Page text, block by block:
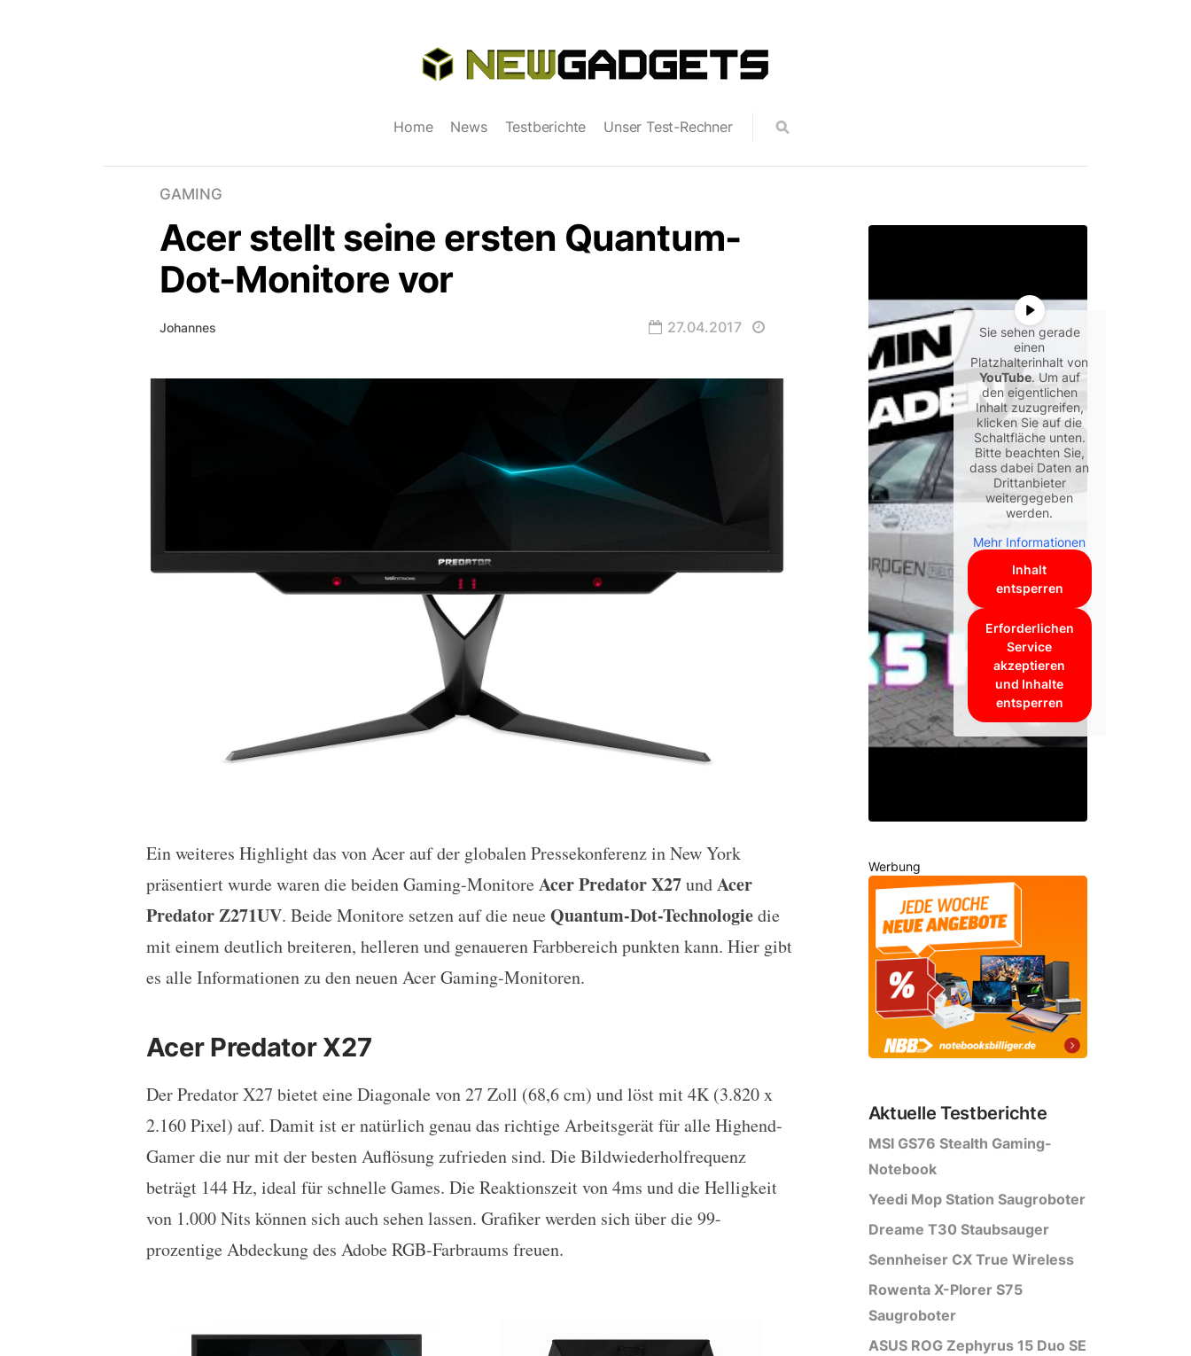
Home News Testberichte Unser Test-Rechner
GAMING
Acer stellt seine ersten Quantum-
Dot-Monitore vor
Johannes 27.04.2017
Acer stellt seine ersten Quantum-Dot-Monitore vor
Ein weiteres Highlight das von Acer auf der globalen Pressekonferenz in New York
präsentiert wurde waren die beiden Gaming-MonitoreAcer Predator X27undAcer
Predator Z271UV. Beide Monitore setzen auf die neueQuantum-Dot-Technologiedie
mit einem deutlich breiteren, helleren und genaueren Farbbereich punkten kann. Hier gibt
es alle Informationen zu den neuen Acer Gaming-Monitoren.
Acer Predator X27
Der Predator X27 bietet eine Diagonale von 27 Zoll (68,6 cm) und löst mit 4K (3.820 x
2.160 Pixel) auf. Damit ist er natürlich genau das richtige Arbeitsgerät für alle Highend-
Gamer die nur mit der besten Auflösung zufrieden sind. Die Bildwiederholfrequenz
beträgt 144 Hz, ideal für schnelle Games. Die Reaktionszeit von 4ms und die Helligkeit
von 1.000 Nits können sich auch sehen lassen. Grafiker werden sich über die 99-
prozentige Abdeckung des Adobe RGB-Farbraums freuen.
Sie sehen gerade
einen
Platzhalterinhalt von
YouTube. Um auf
den eigentlichen
Inhalt zuzugreifen,
klicken Sie auf die
Schaltfläche unten.
Bitte beachten Sie,
dass dabei Daten an
Drittanbieter
weitergegeben
werden.
Mehr Informationen
Inhalt
entsperren
Erforderlichen
Service
akzeptieren
und Inhalte
entsperren
Werbung
Aktuelle Testberichte
MSI GS76 Stealth Gaming-
Notebook
Yeedi Mop Station Saugroboter
Dreame T30 Staubsauger
Sennheiser CX True Wireless
Rowenta X-Plorer S75
Saugroboter
ASUS ROG Zephyrus 15 Duo SE